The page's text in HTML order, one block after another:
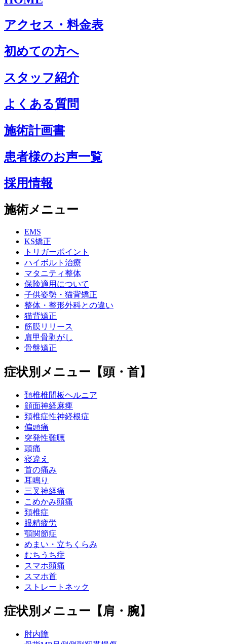
アクセス・料金表
初めての方へ
スタッフ紹介
よくある質問
施術計画書
患者様のお声一覧
採用情報
施術メニュー
EMS
KS矯正
トリガーポイント
ハイボルト治療
マタニティ整体
保険適用について
子供姿勢・猫背矯正
整体・整形外科との違い
猫背矯正
筋膜リリース
肩甲骨剥がし
骨盤矯正
症状別メニュー【頭・首】
頚椎椎間板ヘルニア
顔面神経麻痺
頚椎症性神経根症
偏頭痛
突発性難聴
頭痛
寝違え
首の痛み
耳鳴り
三叉神経痛
こめかみ頭痛
頚椎症
眼精疲労
顎関節症
めまい・立ちくらみ
むちうち症
スマホ頭痛
スマホ首
ストレートネック
症状別メニュー【肩・腕】
肘内障